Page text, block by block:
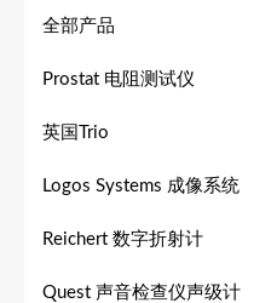
全部产品
Prostat 电阻测试仪
英国Trio
Logos Systems 成像系统
Reichert 数字折射计
Quest 声音检查仪声级计